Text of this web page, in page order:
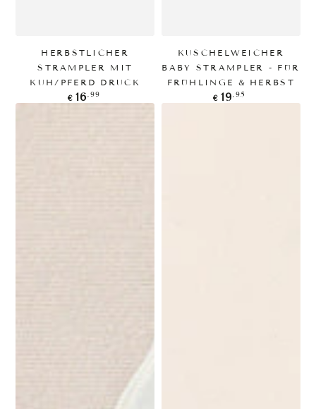
HERBSTLICHER
STRAMPLER MIT
KUH/PFERD DRUCK
Regulärer
Preis
€ 16,99
KUSCHELWEICHER
BABY STRAMPLER - FÜR
FRÜHLINGE & HERBST
Regulärer
Preis
€ 19,95